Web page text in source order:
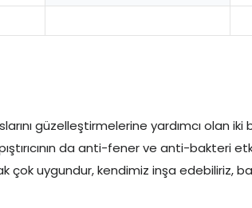
güzelleştirmelerine yardımcı olan iki
da anti-fener ve anti-bakteri
uygundur, kendimiz inşa edebiliriz,